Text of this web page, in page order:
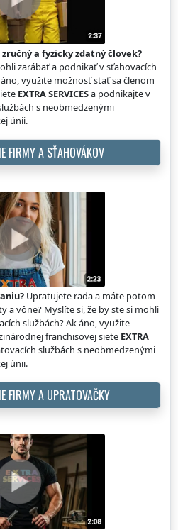
a fyzicky zdatný človek?
zarábať a podnikať v sťahovacích
využite možnosť stať sa členom
EXTRA SERVICESa podnikajte v
s neobmedzenými
únii.
FIRMY A SŤAHOVÁKOV
Upratujete rada a máte potom
a vône? Myslíte si, že by ste si mohli
službách? Ak áno, využite
franchisovej siete EXTRA
službách s neobmedzenými
únii.
FIRMY A UPRATOVAČKY